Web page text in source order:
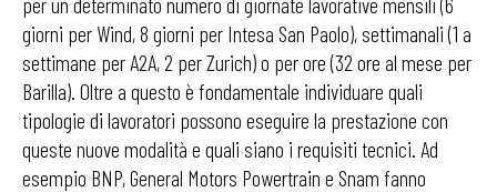
giorni per Wind, 8 giorni per Intesa San Paolo), settimanali (1 a
settimane per A2A, 2 per Zurich) o per ore (32 ore al mese per
Barilla). Oltre a questo è fondamentale individuare quali
tipologie di lavoratori possono eseguire la prestazione con
queste nuove modalità e quali siano i requisiti tecnici. Ad
esempio BNP, General Motors Powertrain e Snam fanno